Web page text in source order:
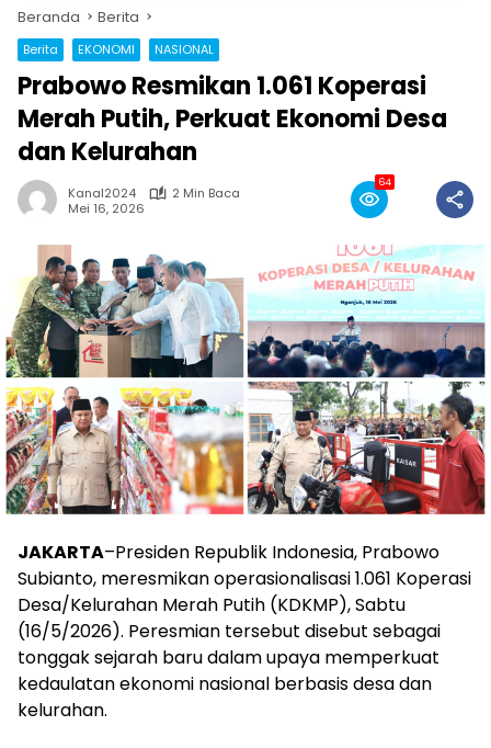
Beranda Berita
Berita EKONOMI NASIONAL
Prabowo Resmikan 1.061 Koperasi
Merah Putih, Perkuat Ekonomi Desa
dan Kelurahan
Kanal2024
2 Min Baca
Mei 16, 2026
64
JAKARTA–Presiden Republik Indonesia, Prabowo
Subianto, meresmikan operasionalisasi 1.061 Koperasi
Desa/Kelurahan Merah Putih (KDKMP), Sabtu
(16/5/2026). Peresmian tersebut disebut sebagai
tonggak sejarah baru dalam upaya memperkuat
kedaulatan ekonomi nasional berbasis desa dan
kelurahan.